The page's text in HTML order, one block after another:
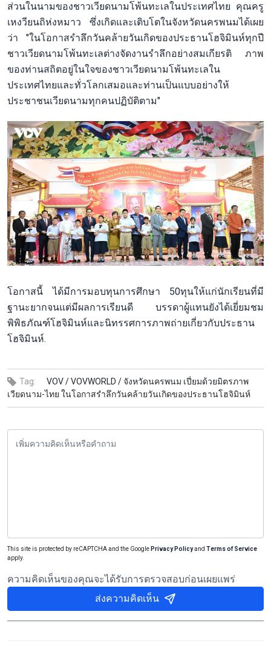
ส่วนในนามของชาวเวียดนามโพ้นทะเลในประเทศไทย คุณครู
เหงวียนถิห่งหมาว ซึ่งเกิดและเติบโตในจังหวัดนครพนมได้เผย
ว่า "ในโอกาสรำลึกวันคล้ายวันเกิดของประธานโฮจิมินห์ทุกปี
ชาวเวียดนามโพ้นทะเลต่างจัดงานรำลึกอย่างสมเกียรติ ภาพ
ของท่านสถิตอยู่ในใจของชาวเวียดนามโพ้นทะเลใน
ประเทศไทยและทั่วโลกเสมอและท่านเป็นแบบอย่างให้
ประชาชนเวียดนามทุกคนปฏิบัติตาม"
โอกาสนี้ ได้มีการมอบทุนการศึกษา 50ทุนให้แก่นักเรียนที่มี
ฐานะยากจนแต่มีผลการเรียนดี บรรดาผู้แทนยังได้เยี่ยมชม
พิพิธภัณฑ์โฮจิมินห์และนิทรรศการภาพถ่ายเกี่ยวกับประธาน
โฮจิมินห์.
Tag: VOV /VOVWORLD / จังหวัดนครพนม เปี่ยมด้วยมิตรภาพ
เวียดนาม-ไทย ในโอกาสรำลึกวันคล้ายวันเกิดของประธานโฮจิมินห์
This site is protected by reCAPTCHA and the Google Privacy Policyand Terms of Service
apply.
ความคิดเห็นของคุณจะได้รับการตรวจสอบก่อนเผยแพร่
ส่งความคิดเห็น